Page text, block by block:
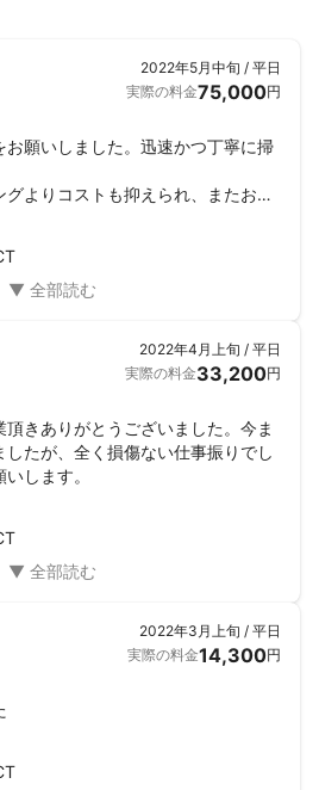
2022年5月中旬 / 平日
実際の料金75,000円
お願いしました。迅速かつ丁寧に掃
よりコストも抑えられ、またお願
2022年4月上旬 / 平日
実際の料金33,200円
きありがとうございました。今ま
たが、全く損傷ない仕事振りでし
します。
2022年3月上旬 / 平日
実際の料金14,300円